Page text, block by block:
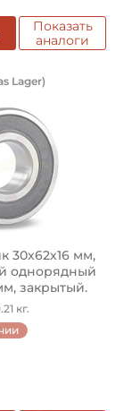
Показать
аналоги
Lager)
30х62х16 мм,
однорядный
закрытый.
кг.